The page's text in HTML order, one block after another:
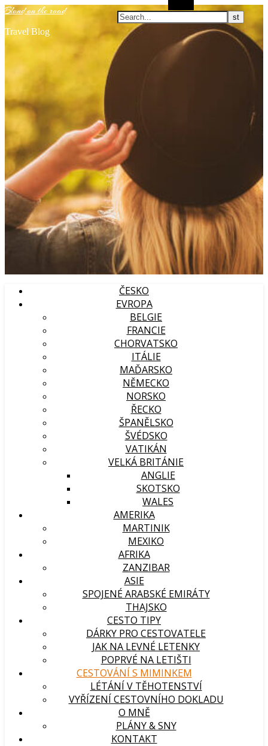
Blond on the road
Travel Blog
Search
ČESKO
EVROPA
BELGIE
FRANCIE
CHORVATSKO
ITÁLIE
MAĎARSKO
NĚMECKO
NORSKO
ŘECKO
ŠPANĚLSKO
ŠVÉDSKO
VATIKÁN
VELKÁ BRITÁNIE
ANGLIE
SKOTSKO
WALES
AMERIKA
MARTINIK
MEXIKO
AFRIKA
ZANZIBAR
ASIE
SPOJENÉ ARABSKÉ EMIRÁTY
THAJSKO
CESTO TIPY
DÁRKY PRO CESTOVATELE
JAK NA LEVNÉ LETENKY
POPRVÉ NA LETIŠTI
CESTOVÁNÍ S MIMINKEM
LÉTÁNÍ V TĚHOTENSTVÍ
VYŘÍZENÍ CESTOVNÍHO DOKLADU
O MNĚ
PLÁNY & SNY
KONTAKT